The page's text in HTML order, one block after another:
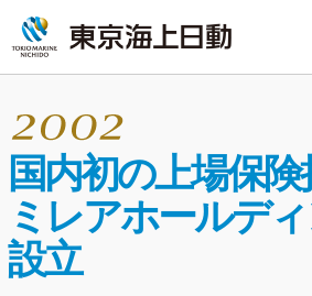
国内初の上場保
ミレアホールデ
設立